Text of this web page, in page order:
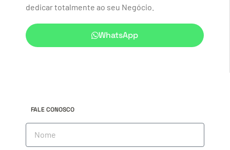
dedicar totalmente ao seu Negócio.
WhatsApp
FALE CONOSCO